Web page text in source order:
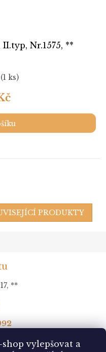
vylepšovat a
II.typ, Nr.1575, **
(1 ks)
PRODUKTY
**